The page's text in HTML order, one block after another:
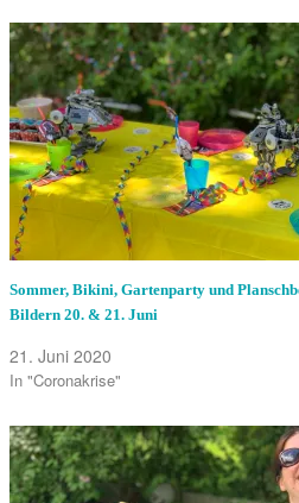
Sommer, Bikini, Gartenparty und
Bildern 20. & 21. Juni
21. Juni 2020
In "Coronakrise"